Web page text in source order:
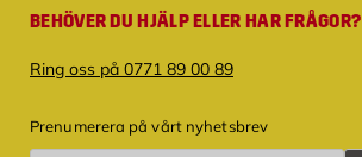
BEHÖVER DU HJÄLP ELLER HAR FRÅGOR?
Ring oss på 0771 89 00 89
Prenumerera på vårt nyhetsbrev